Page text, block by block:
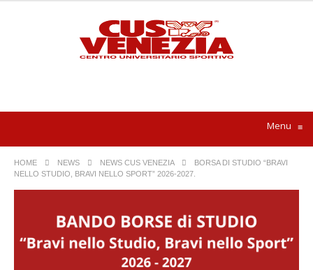
Menu ≡
HOME NEWS NEWS CUS VENEZIA
BORSA DI STUDIO “BRAVI
NELLO STUDIO, BRAVI NELLO SPORT” 2026-2027.